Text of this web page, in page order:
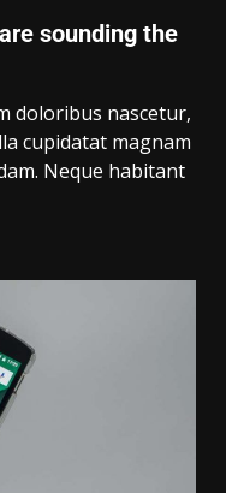
sounding the
doloribus nascetur,
cupidatat magnam
Neque habitant